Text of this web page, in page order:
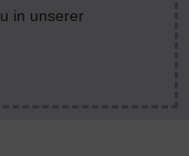
in unserer